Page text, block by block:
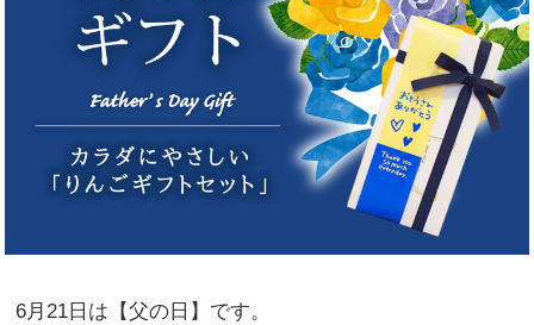
6月21日は【父の日】です。